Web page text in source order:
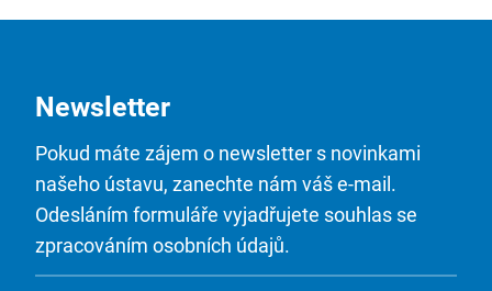
Newsletter
Pokud máte zájem o newsletter s novinkami
našeho ústavu, zanechte nám váš e-mail.
Odesláním formuláře vyjadřujete souhlas se
zpracováním osobních údajů.